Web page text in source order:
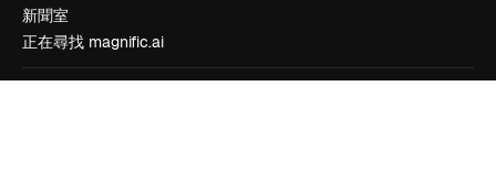
新聞室
正在尋找 magnific.ai